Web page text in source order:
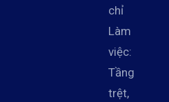
chỉ
Làm
việc:
Tầng
trệt,